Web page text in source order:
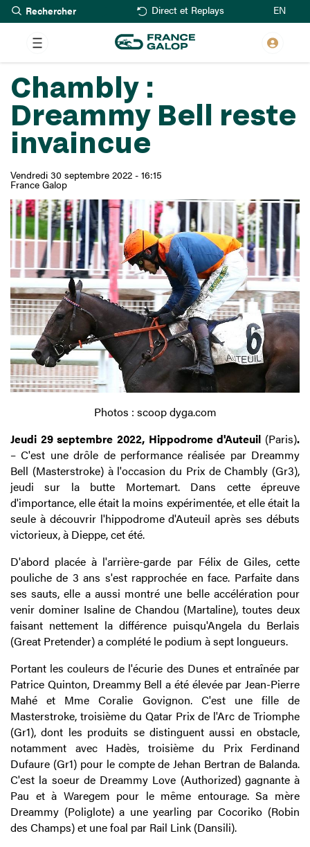
Aller
au
contenu
principal
Rechercher Direct et Replays EN
Chambly :
Dreammy Bell reste
invaincue
Vendredi 30 septembre 2022 - 16:15
France Galop
Photos : scoop dyga.com
Jeudi 29 septembre 2022, Hippodrome d'Auteuil (Paris).
– C'est une drôle de performance réalisée par Dreammy
Bell (Masterstroke) à l'occasion du Prix de Chambly (Gr3),
jeudi sur la butte Mortemart. Dans cette épreuve
d'importance, elle était la moins expérimentée, et elle était la
seule à découvrir l'hippodrome d'Auteuil après ses débuts
victorieux, à Dieppe, cet été.
D'abord placée à l'arrière-garde par Félix de Giles, cette
pouliche de 3 ans s'est rapprochée en face. Parfaite dans
ses sauts, elle a aussi montré une belle accélération pour
venir dominer Isaline de Chandou (Martaline), toutes deux
faisant nettement la différence puisqu'Angela du Berlais
(Great Pretender) a complété le podium à sept longueurs.
Portant les couleurs de l'écurie des Dunes et entraînée par
Patrice Quinton, Dreammy Bell a été élevée par Jean-Pierre
Mahé et Mme Coralie Govignon. C'est une fille de
Masterstroke, troisième du Qatar Prix de l'Arc de Triomphe
(Gr1), dont les produits se distinguent aussi en obstacle,
notamment avec Hadès, troisième du Prix Ferdinand
Dufaure (Gr1) pour le compte de Jehan Bertran de Balanda.
C'est la soeur de Dreammy Love (Authorized) gagnante à
Pau et à Waregem pour le même entourage. Sa mère
Dreammy (Poliglote) a une yearling par Cocoriko (Robin
des Champs) et une foal par Rail Link (Dansili).